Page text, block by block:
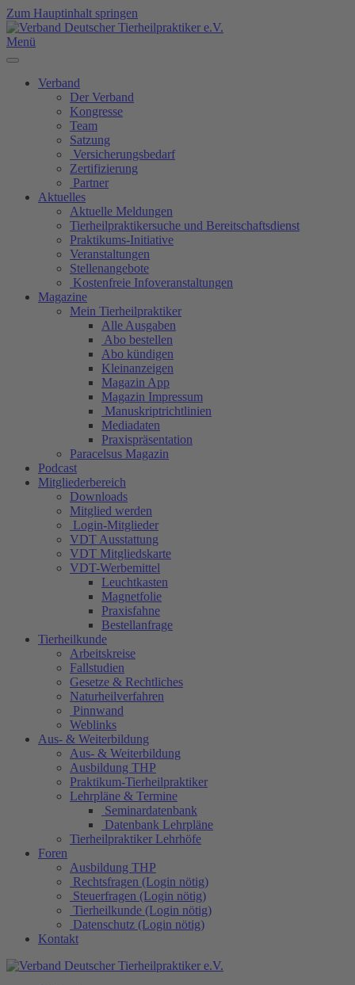
Zum Hauptinhalt springen
Menü
Verband
Der Verband
Kongresse
Team
Satzung
Versicherungsbedarf
Zertifizierung
Partner
Aktuelles
Aktuelle Meldungen
Tierheilpraktikersuche und Bereitschaftsdienst
Praktikums-Initiative
Veranstaltungen
Stellenangebote
Kostenfreie Infoveranstaltungen
Magazine
Mein Tierheilpraktiker
Alle Ausgaben
Abo bestellen
Abo kündigen
Kleinanzeigen
Magazin App
Magazin Impressum
Manuskriptrichtlinien
Mediadaten
Praxispräsentation
Paracelsus Magazin
Podcast
Mitgliederbereich
Downloads
Mitglied werden
Login-Mitglieder
VDT Ausstattung
VDT Mitgliedskarte
VDT-Werbemittel
Leuchtkasten
Magnetfolie
Praxisfahne
Bestellanfrage
Tierheilkunde
Arbeitskreise
Fallstudien
Gesetze & Rechtliches
Naturheilverfahren
Pinnwand
Weblinks
Aus- & Weiterbildung
Aus- & Weiterbildung
Ausbildung THP
Praktikum-Tierheilpraktiker
Lehrpläne & Termine
Seminardatenbank
Datenbank Lehrpläne
Tierheilpraktiker Lehrhöfe
Foren
Ausbildung THP
Rechtsfragen (Login nötig)
Steuerfragen (Login nötig)
Tierheilkunde (Login nötig)
Datenschutz (Login nötig)
Kontakt